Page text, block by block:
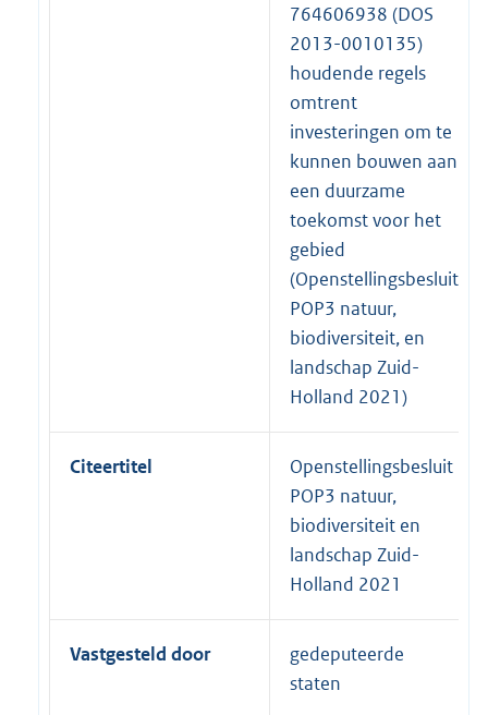
764606938 (DOS
2013-0010135)
houdende regels
omtrent
investeringen om te
kunnen bouwen aan
een duurzame
toekomst voor het
gebied
(Openstellingsbesluit
POP3 natuur,
biodiversiteit, en
landschap Zuid-
Holland 2021)
Citeertitel
Openstellingsbesluit
POP3 natuur,
biodiversiteit en
landschap Zuid-
Holland 2021
Vastgesteld door
gedeputeerde
staten